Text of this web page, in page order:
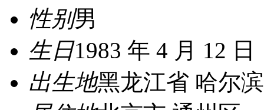
性别男
生日1983 年 4 月 12 日
出生地黑龙江省 哈尔